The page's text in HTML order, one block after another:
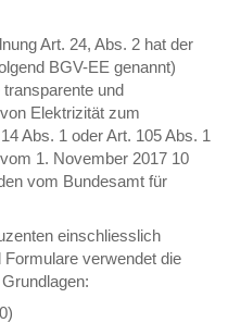
Art. 24, Abs. 2 hat der
BGV-EE genannt)
und
Elektrizität zum
Abs. 1 oder Art. 105 Abs. 1
1. November 2017 10
vom Bundesamt für
einschliesslich
Formulare verwendet die